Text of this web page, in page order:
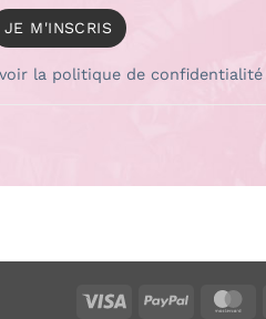
la politique de confidentialité
Visa PayPal